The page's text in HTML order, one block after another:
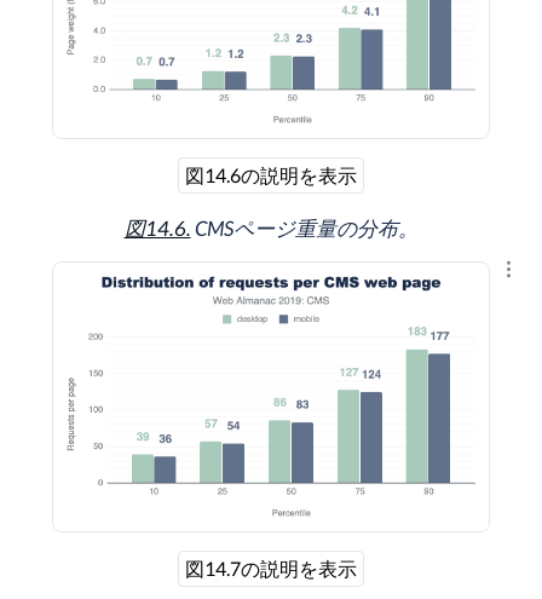
図14.6の説明を表示
図14.6.CMSページ重量の分布。
結
図14.7の説明を表示